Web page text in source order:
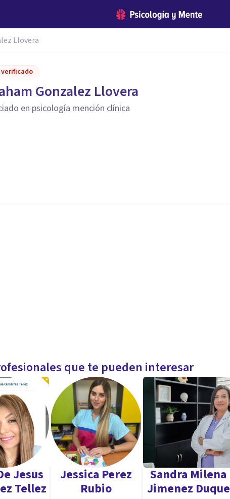
Llovera
verificado
Gonzalez Llovera
en psicología mención clínica
que te pueden interesar
Jesus
Tellez
Jessica Perez
Rubio
Sandra Milena
Jimenez Duque